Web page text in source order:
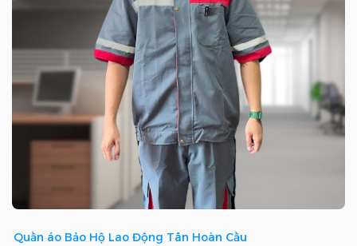
Quần áo Bảo Hộ Lao Động Tân Hoàn Cầu